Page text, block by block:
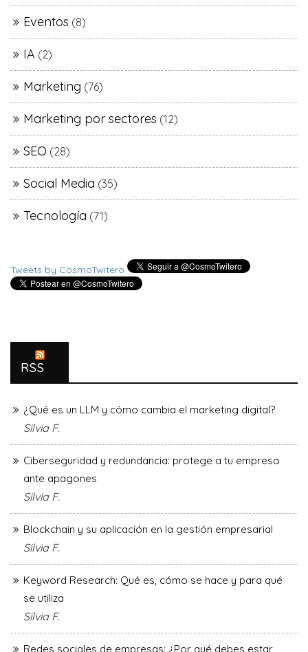
Eventos (8)
IA (2)
Marketing (76)
Marketing por sectores (12)
SEO (28)
Social Media (35)
Tecnología (71)
Tweets by CosmoTwitero
RSS
¿Qué es un LLM y cómo cambia el marketing digital?
Silvia F.
Ciberseguridad y redundancia: protege a tu empresa
ante apagones
Silvia F.
Blockchain y su aplicación en la gestión empresarial
Silvia F.
Keyword Research: Qué es, cómo se hace y para qué
se utiliza
Silvia F.
Redes sociales de empresas: ¿Por qué debes estar